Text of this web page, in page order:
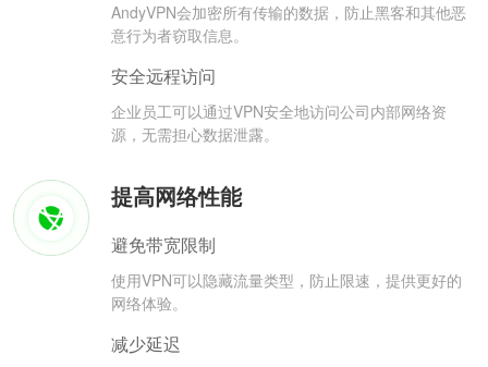
AndyVPN会加密所有传输的数据，防止黑客和其他恶
意行为者窃取信息。
安全远程访问
企业员工可以通过VPN安全地访问公司内部网络资
源，无需担心数据泄露。
提高网络性能
避免带宽限制
使用VPN可以隐藏流量类型，防止限速，提供更好的
网络体验。
减少延迟